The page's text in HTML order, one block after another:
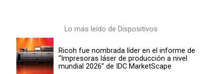
Lo más leído de Dispositivos
Ricoh fue nombrada líder en el informe de
“Impresoras láser de producción a nivel
mundial 2026” de IDC MarketScape